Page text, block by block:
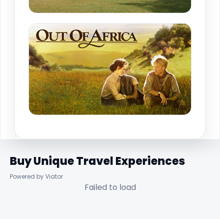
Buy Unique Travel Experiences
Powered by Viator
Failed to load